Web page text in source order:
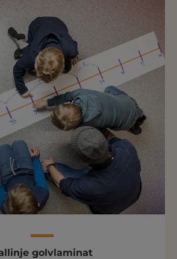
golvlaminat